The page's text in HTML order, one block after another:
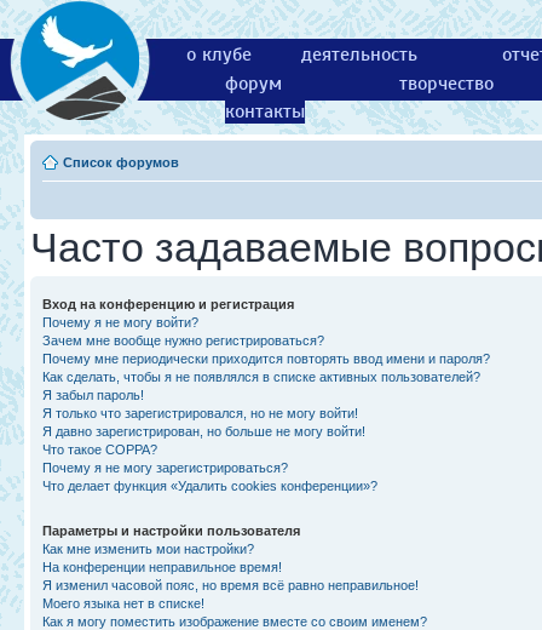
о клубе деятельность
форум
творчество
контакты
Список форумов
Часто задаваемые
Вход на конференцию и регистрация
Почему я не могу войти?
Зачем мне вообще нужно регистрироваться?
Почему мне периодически приходится повторять ввод имени и пароля?
Как сделать, чтобы я не появлялся в списке активных пользователей?
Я забыл пароль!
Я только что зарегистрировался, но не могу войти!
Я давно зарегистрирован, но больше не могу войти!
Что такое COPPA?
Почему я не могу зарегистрироваться?
Что делает функция «Удалить cookies конференции»?
Параметры и настройки пользователя
Как мне изменить мои настройки?
На конференции неправильное время!
Я изменил часовой пояс, но время всё равно неправильное!
Моего языка нет в списке!
Как я могу поместить изображение вместе со своим именем?